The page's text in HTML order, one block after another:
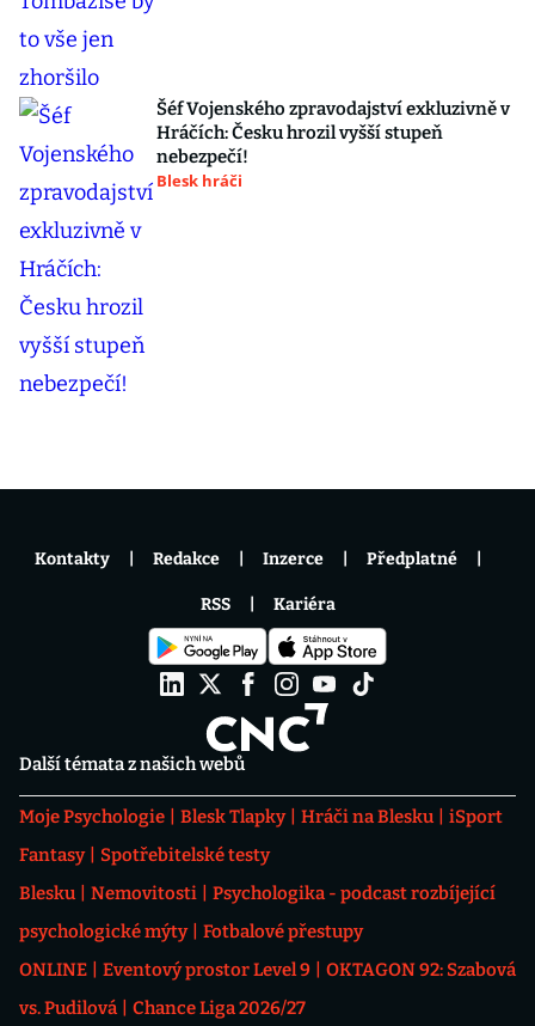
Šéf Vojenského zpravodajství exkluzivně v
Hráčích: Česku hrozil vyšší stupeň
nebezpečí!
Blesk hráči
Další témata z našich webů
Moje Psychologie Blesk Tlapky Hráči na Blesku
iSport
Fantasy
Spotřebitelské testy
Blesku
Nemovitosti
Psychologika - podcast rozbíjející
psychologické mýty
Fotbalové přestupy
ONLINE
Eventový prostor Level 9
OKTAGON 92: Szabová
vs. Pudilová
Chance Liga 2026/27
Kontakty Redakce Inzerce Předplatné
RSS Kariéra